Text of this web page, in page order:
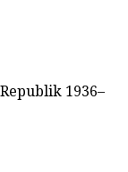
1936–